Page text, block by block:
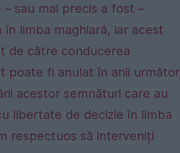
sau mai precis a fost –
limba maghiară, iar acest
de către conducerea
poate fi anulat în anii
acestor semnături care au
libertate de decizie în limba
respectuos să interveniți